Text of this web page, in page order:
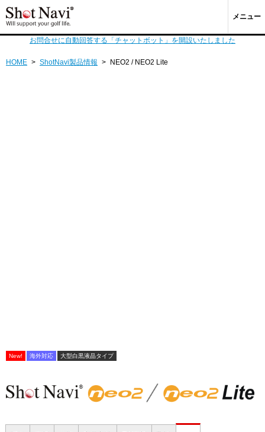
メニュー
お問合せに自動回答する「チャットボット」を開設いたしました
HOME > ShotNavi製品情報 > NEO2 / NEO2 Lite
New! 海外対応 大型白黒液晶タイプ